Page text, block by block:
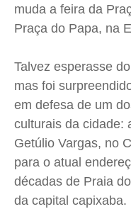
Colunas
Gustavo Bastos
Jr Mignone (in
Wanda Sily
Publicidade Legal
Colunas
Gustavo Bastos
Jr Mignone (in
Wanda Sily
Publicidade Legal
Colunas
Gustavo Bastos
Jr Mignone (in
Wanda Sily
Publicidade Legal
Colunas
Gustavo Bastos
Jr Mignone (in
Wanda Sily
Publicidade Legal
muda a feira da
Praça do Papa, na
Talvez esperasse
mas foi
em defesa de um
culturais da cidade:
Getúlio Vargas, no
para o atual
décadas de Praia
da capital